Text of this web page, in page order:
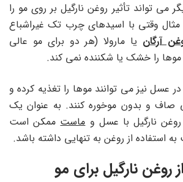
می تواند تأثیر روغن نارگیل بر روی مو را
مثال وقتی با اسیدهای چرب تک غیراشباع
آرگان یا مارولا (هر دو برای مو عالی
را خشک یا شکننده نمی کند.
عسل نیز می توانند موها را تغذیه کرده و
صاف و بدون موخوره کنند. به عنوان یک
نارگیل با عسل وماستممکن است
استفاده از روغن به تنهایی داشته باشد.
روغن نارگیل برای مو